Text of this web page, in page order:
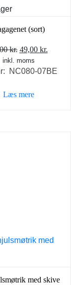
(sort)
kr. Den
oprindelige
pris
69,00 kr..
49,00 kr.
pris
inkl. moms
NC080-07BE
Læs mere
med skive